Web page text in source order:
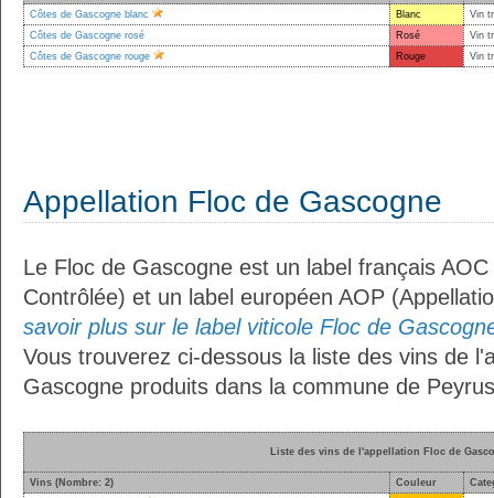
Côtes de Gascogne blanc
Blanc
Vin
Côtes de Gascogne rosé
Rosé
Vin
Côtes de Gascogne rouge
Rouge Vin
Appellation Floc de Gascogne
Le Floc de Gascogne est un label français
Contrôlée) et un label européen AOP
savoir plus sur le label viticole Floc de
Vous trouverez ci-dessous la liste des vins de
Gascogne produits dans la commune de
Liste des vins de l'appellation Floc de
Vins (Nombre: 2) Couleur